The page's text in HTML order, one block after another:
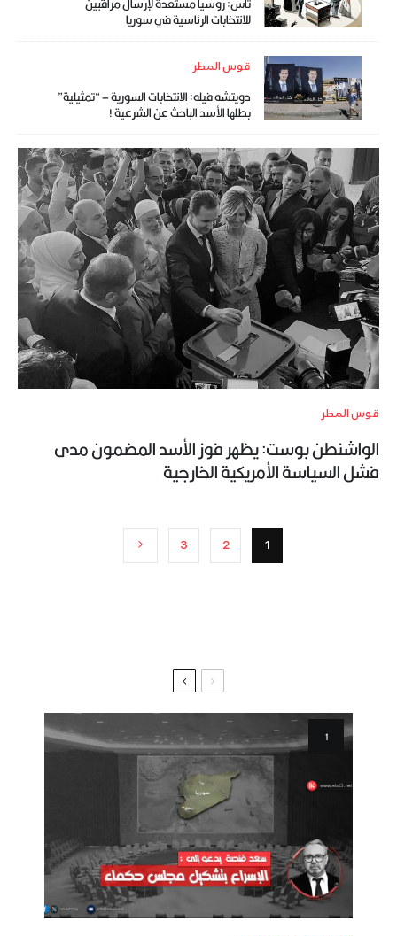
للانتخابات الرئاسية في سوريا
قوس المطر
دويتشه فيله: الانتخابات السورية – “تمثيلية”
بطلها الأسد الباحث عن الشرعية !
قوس المطر
الواشنطن بوست: يظهر فوز الأسد المضمون مدى
فشل السياسة الأمريكية الخارجية
1
2
3